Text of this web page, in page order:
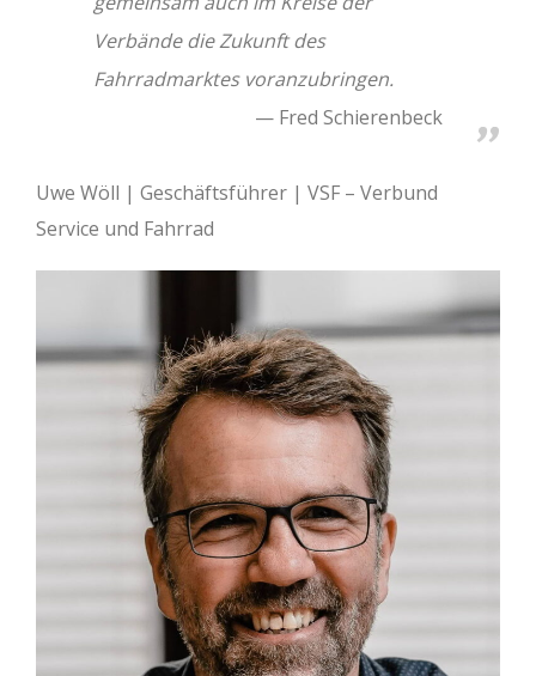
Verbände die Zukunft des
Fahrradmarktes voranzubringen.
Fred Schierenbeck
Uwe Wöll | Geschäftsführer | VSF – Verbund
Service und Fahrrad